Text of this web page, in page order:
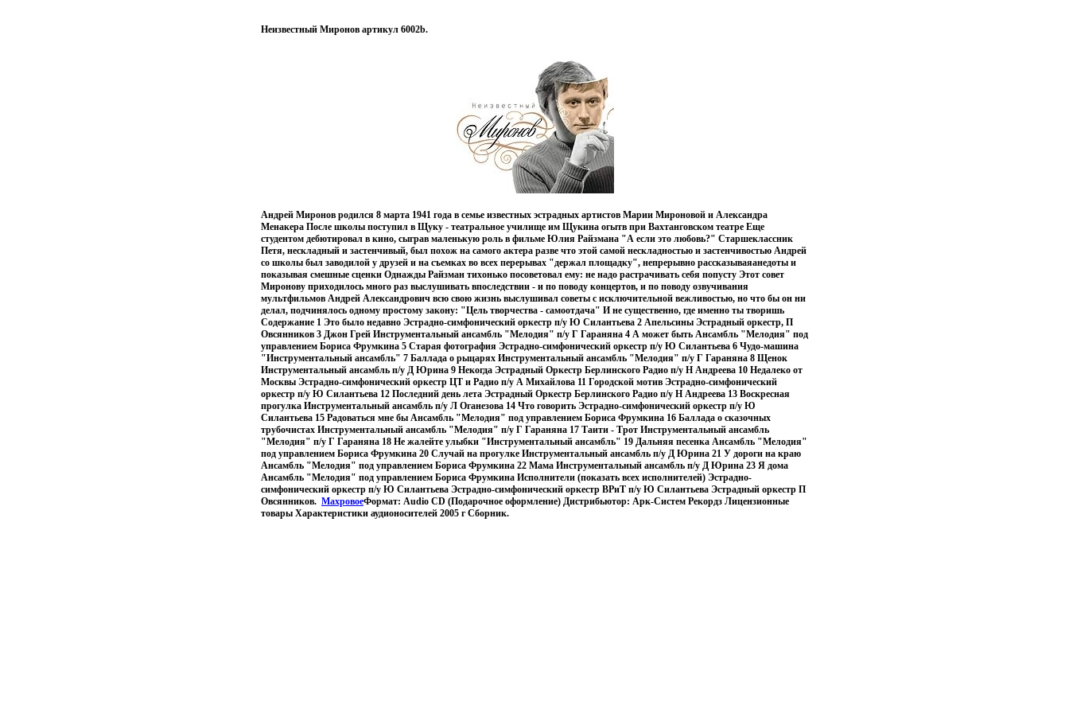
Неизвестный Миронов артикул 6002b.
Андрей Миронов родился 8 марта 1941 года в семье известных эстрадных артистов Марии Мироновой и Александра
Менакера После школы поступил в Щуку - театральное училище им Щукина огытв при Вахтанговском театре Еще
студентом дебютировал в кино, сыграв маленькую роль в фильме Юлия Райзмана "А если это любовь?" Старшеклассник
Петя, нескладный и застенчивый, был похож на самого актера разве что этой самой нескладностью и застенчивостью Андрей
со школы был заводилой у друзей и на съемках во всех перерывах "держал площадку", непрерывно рассказываяанедоты и
показывая смешные сценки Однажды Райзман тихонько посоветовал ему: не надо растрачивать себя попусту Этот совет
Миронову приходилось много раз выслушивать впоследствии - и по поводу концертов, и по поводу озвучивания
мультфильмов Андрей Александрович всю свою жизнь выслушивал советы с исключительной вежливостью, но что бы он ни
делал, подчинялось одному простому закону: "Цель творчества - самоотдача" И не существенно, где именно ты творишь
Содержание 1 Это было недавно Эстрадно-симфонический оркестр п/у Ю Силантьева 2 Апельсины Эстрадный оркестр, П
Овсянников 3 Джон Грей Инструментальный ансамбль "Мелодия" п/у Г Гараняна 4 А может быть Ансамбль "Мелодия" под
управлением Бориса Фрумкина 5 Старая фотография Эстрадно-симфонический оркестр п/у Ю Силантьева 6 Чудо-машина
"Инструментальный ансамбль" 7 Баллада о рыцарях Инструментальный ансамбль "Мелодия" п/у Г Гараняна 8 Щенок
Инструментальный ансамбль п/у Д Юрина 9 Некогда Эстрадный Оркестр Берлинского Радио п/у Н Андреева 10 Недалеко от
Москвы Эстрадно-симфонический оркестр ЦТ и Радио п/у А Михайлова 11 Городской мотив Эстрадно-симфонический
оркестр п/у Ю Силантьева 12 Последний день лета Эстрадный Оркестр Берлинского Радио п/у Н Андреева 13 Воскресная
прогулка Инструментальный ансамбль п/у Л Оганезова 14 Что говорить Эстрадно-симфонический оркестр п/у Ю
Силантьева 15 Радоваться мне бы Ансамбль "Мелодия" под управлением Бориса Фрумкина 16 Баллада о сказочных
трубочистах Инструментальный ансамбль "Мелодия" п/у Г Гараняна 17 Таити - Трот Инструментальный ансамбль
"Мелодия" п/у Г Гараняна 18 Не жалейте улыбки "Инструментальный ансамбль" 19 Дальняя песенка Ансамбль "Мелодия"
под управлением Бориса Фрумкина 20 Случай на прогулке Инструментальный ансамбль п/у Д Юрина 21 У дороги на краю
Ансамбль "Мелодия" под управлением Бориса Фрумкина 22 Мама Инструментальный ансамбль п/у Д Юрина 23 Я дома
Ансамбль "Мелодия" под управлением Бориса Фрумкина Исполнители (показать всех исполнителей) Эстрадно-
симфонический оркестр п/у Ю Силантьева Эстрадно-симфонический оркестр ВРиТ п/у Ю Силантьева Эстрадный оркестр П
Овсянников. МахровоеФормат: Audio CD (Подарочное оформление) Дистрибьютор: Арк-Систем Рекордз Лицензионные
товары Характеристики аудионосителей 2005 г Сборник.